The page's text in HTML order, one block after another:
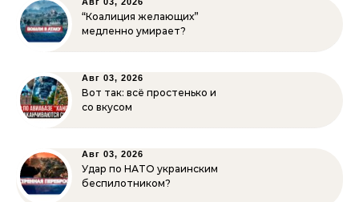
“Коалиция желающих”
медленно умирает?
Авг 03, 2026
Вот так: всё простенько и
со вкусом
Авг 03, 2026
Удар по НАТО украинским
беспилотником?